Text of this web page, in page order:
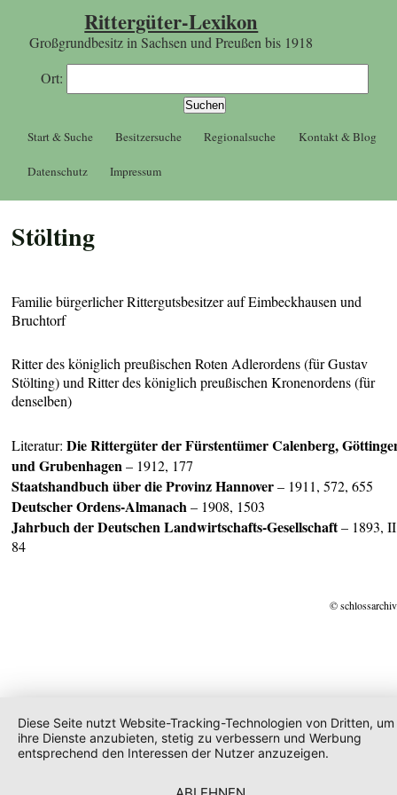
Rittergüter-Lexikon
Großgrundbesitz in Sachsen und Preußen bis 1918
Ort:
Start & Suche Besitzersuche Regionalsuche Kontakt & Blog
Datenschutz Impressum
Stölting
Familie bürgerlicher Rittergutsbesitzer auf Eimbeckhausen und
Bruchtorf
Ritter des königlich preußischen Roten Adlerordens (für Gustav
Stölting) und Ritter des königlich preußischen Kronenordens (für
denselben)
Literatur:Die Rittergüter der Fürstentümer Calenberg,
und Grubenhagen – 1912, 177
Staatshandbuch über die Provinz Hannover– 1911, 572, 655
Deutscher Ordens-Almanach – 1908, 1503
Jahrbuch der Deutschen Landwirtschafts-Gesellschaft– 1893,
84
©
Diese Seite nutzt Website-Tracking-Technologien von Dritten, um
ihre Dienste anzubieten, stetig zu verbessern und Werbung
entsprechend den Interessen der Nutzer anzuzeigen.